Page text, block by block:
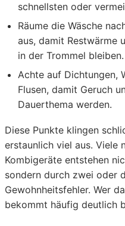
schnellsten oder
Räume die Wäsche
aus, damit Restwärme
in der Trommel bleiben.
Achte auf Dichtungen,
Flusen, damit Geruch
Dauerthema werden.
Diese Punkte klingen
erstaunlich viel aus. Viele
Kombigeräte entstehen
sondern durch zwei oder
Gewohnheitsfehler. Wer
bekommt häufig deutlich